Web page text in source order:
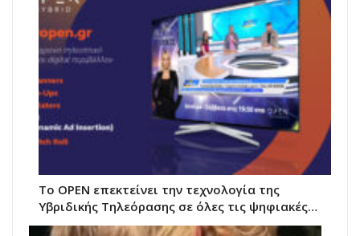
Το OPEN επεκτείνει την τεχνολογία της
Υβριδικής Τηλεόρασης σε όλες τις ψηφιακές…